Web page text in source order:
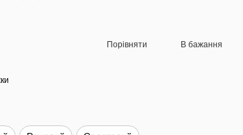
Порівняти В бажання